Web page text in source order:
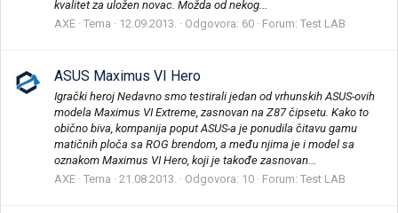
kvalitet za uložen novac. Možda od nekog...
AXE Tema 12.09.2013. Odgovora: 60 Forum: Test LAB
ASUS Maximus VI Hero
Igrački heroj Nedavno smo testirali jedan od vrhunskih ASUS-ovih
modela Maximus VI Extreme, zasnovan na Z87 čipsetu. Kako to
obično biva, kompanija poput ASUS-a je ponudila čitavu gamu
matičnih ploča sa ROG brendom, a među njima je i model sa
oznakom Maximus VI Hero, koji je takođe zasnovan...
AXE Tema 21.08.2013. Odgovora: 10 Forum: Test LAB